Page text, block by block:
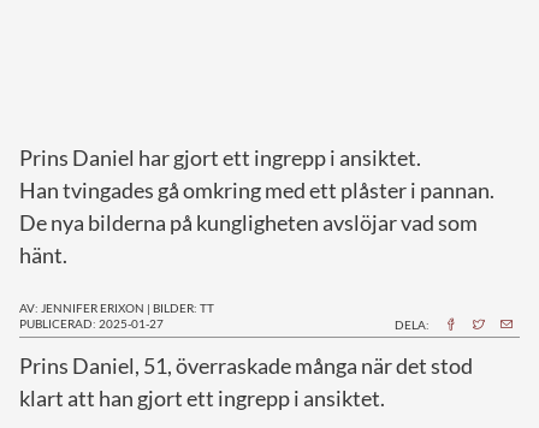
Prins Daniel har gjort ett ingrepp i ansiktet.
Han tvingades gå omkring med ett plåster i pannan.
De nya bilderna på kungligheten avslöjar vad som
hänt.
AV: JENNIFER ERIXON | BILDER: TT
PUBLICERAD: 2025-01-27
DELA:
Prins Daniel, 51, överraskade många när det stod
klart att han gjort ett ingrepp i ansiktet.